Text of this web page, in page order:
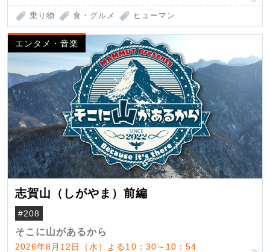
乗り物 食・グルメ ヒューマン
エンタメ・音楽
志賀山（しがやま）前編
#208
そこに山があるから
2026年8月12日（水）よる10：30～10：54